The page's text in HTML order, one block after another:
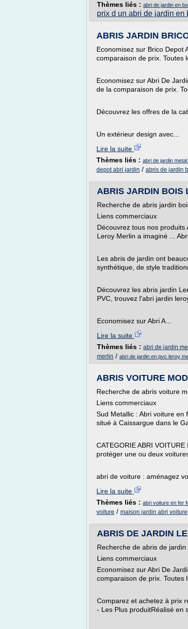
Thèmes liés : abri de jardin en
prix d un abri de jardin en
ABRIS JARDIN
Economisez sur Brico Depot
comparaison de prix. Toutes
Economisez sur Abri De
de la comparaison de prix.
Découvrez les offres de la
Un extérieur design avec...
Lire la suite
Thèmes liés : abri de jardin
depot abri jardin / abris de jardin
ABRIS JARDIN BOIS
Recherche de abris jardin
Liens commerciaux
Découvrez tous nos produits
Leroy Merlin a imaginé ...
Les abris de jardin ont
synthétique, de style
Découvrez les abris jardin
PVC, trouvez l'abri jardin
Economisez sur Abri A...
Lire la suite
Thèmes liés : abri de jardin
merlin / abri de jardin en pvc leroy
ABRIS VOITURE
Recherche de abris voiture
Liens commerciaux
Sud Metallic : Abri voiture en
situé à Caissargue dans le
CATEGORIE ABRI
protéger une ou deux
abri de voiture : aménagez
Lire la suite
Thèmes liés : abri voiture en fer
voiture / maison jardin abri voiture
ABRIS DE JARDIN
Recherche de abris de jardin
Liens commerciaux
Economisez sur Abri De
comparaison de prix. Toutes
Comparez et achetez à prix
- Les Plus produitRéalisé en